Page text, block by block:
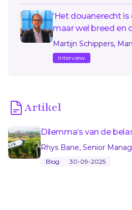
‘Het douanerecht
maar wel breed en
Martijn Schippers,
Interview
Artikel
Dilemma’s van de
Rhys Bane, Senior
Blog 30-09-2025